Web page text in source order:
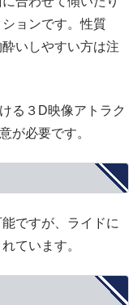
ョンです。性質
いしやすい方は注
る３D映像アトラク
が必要です。
ですが、ライドに
ています。